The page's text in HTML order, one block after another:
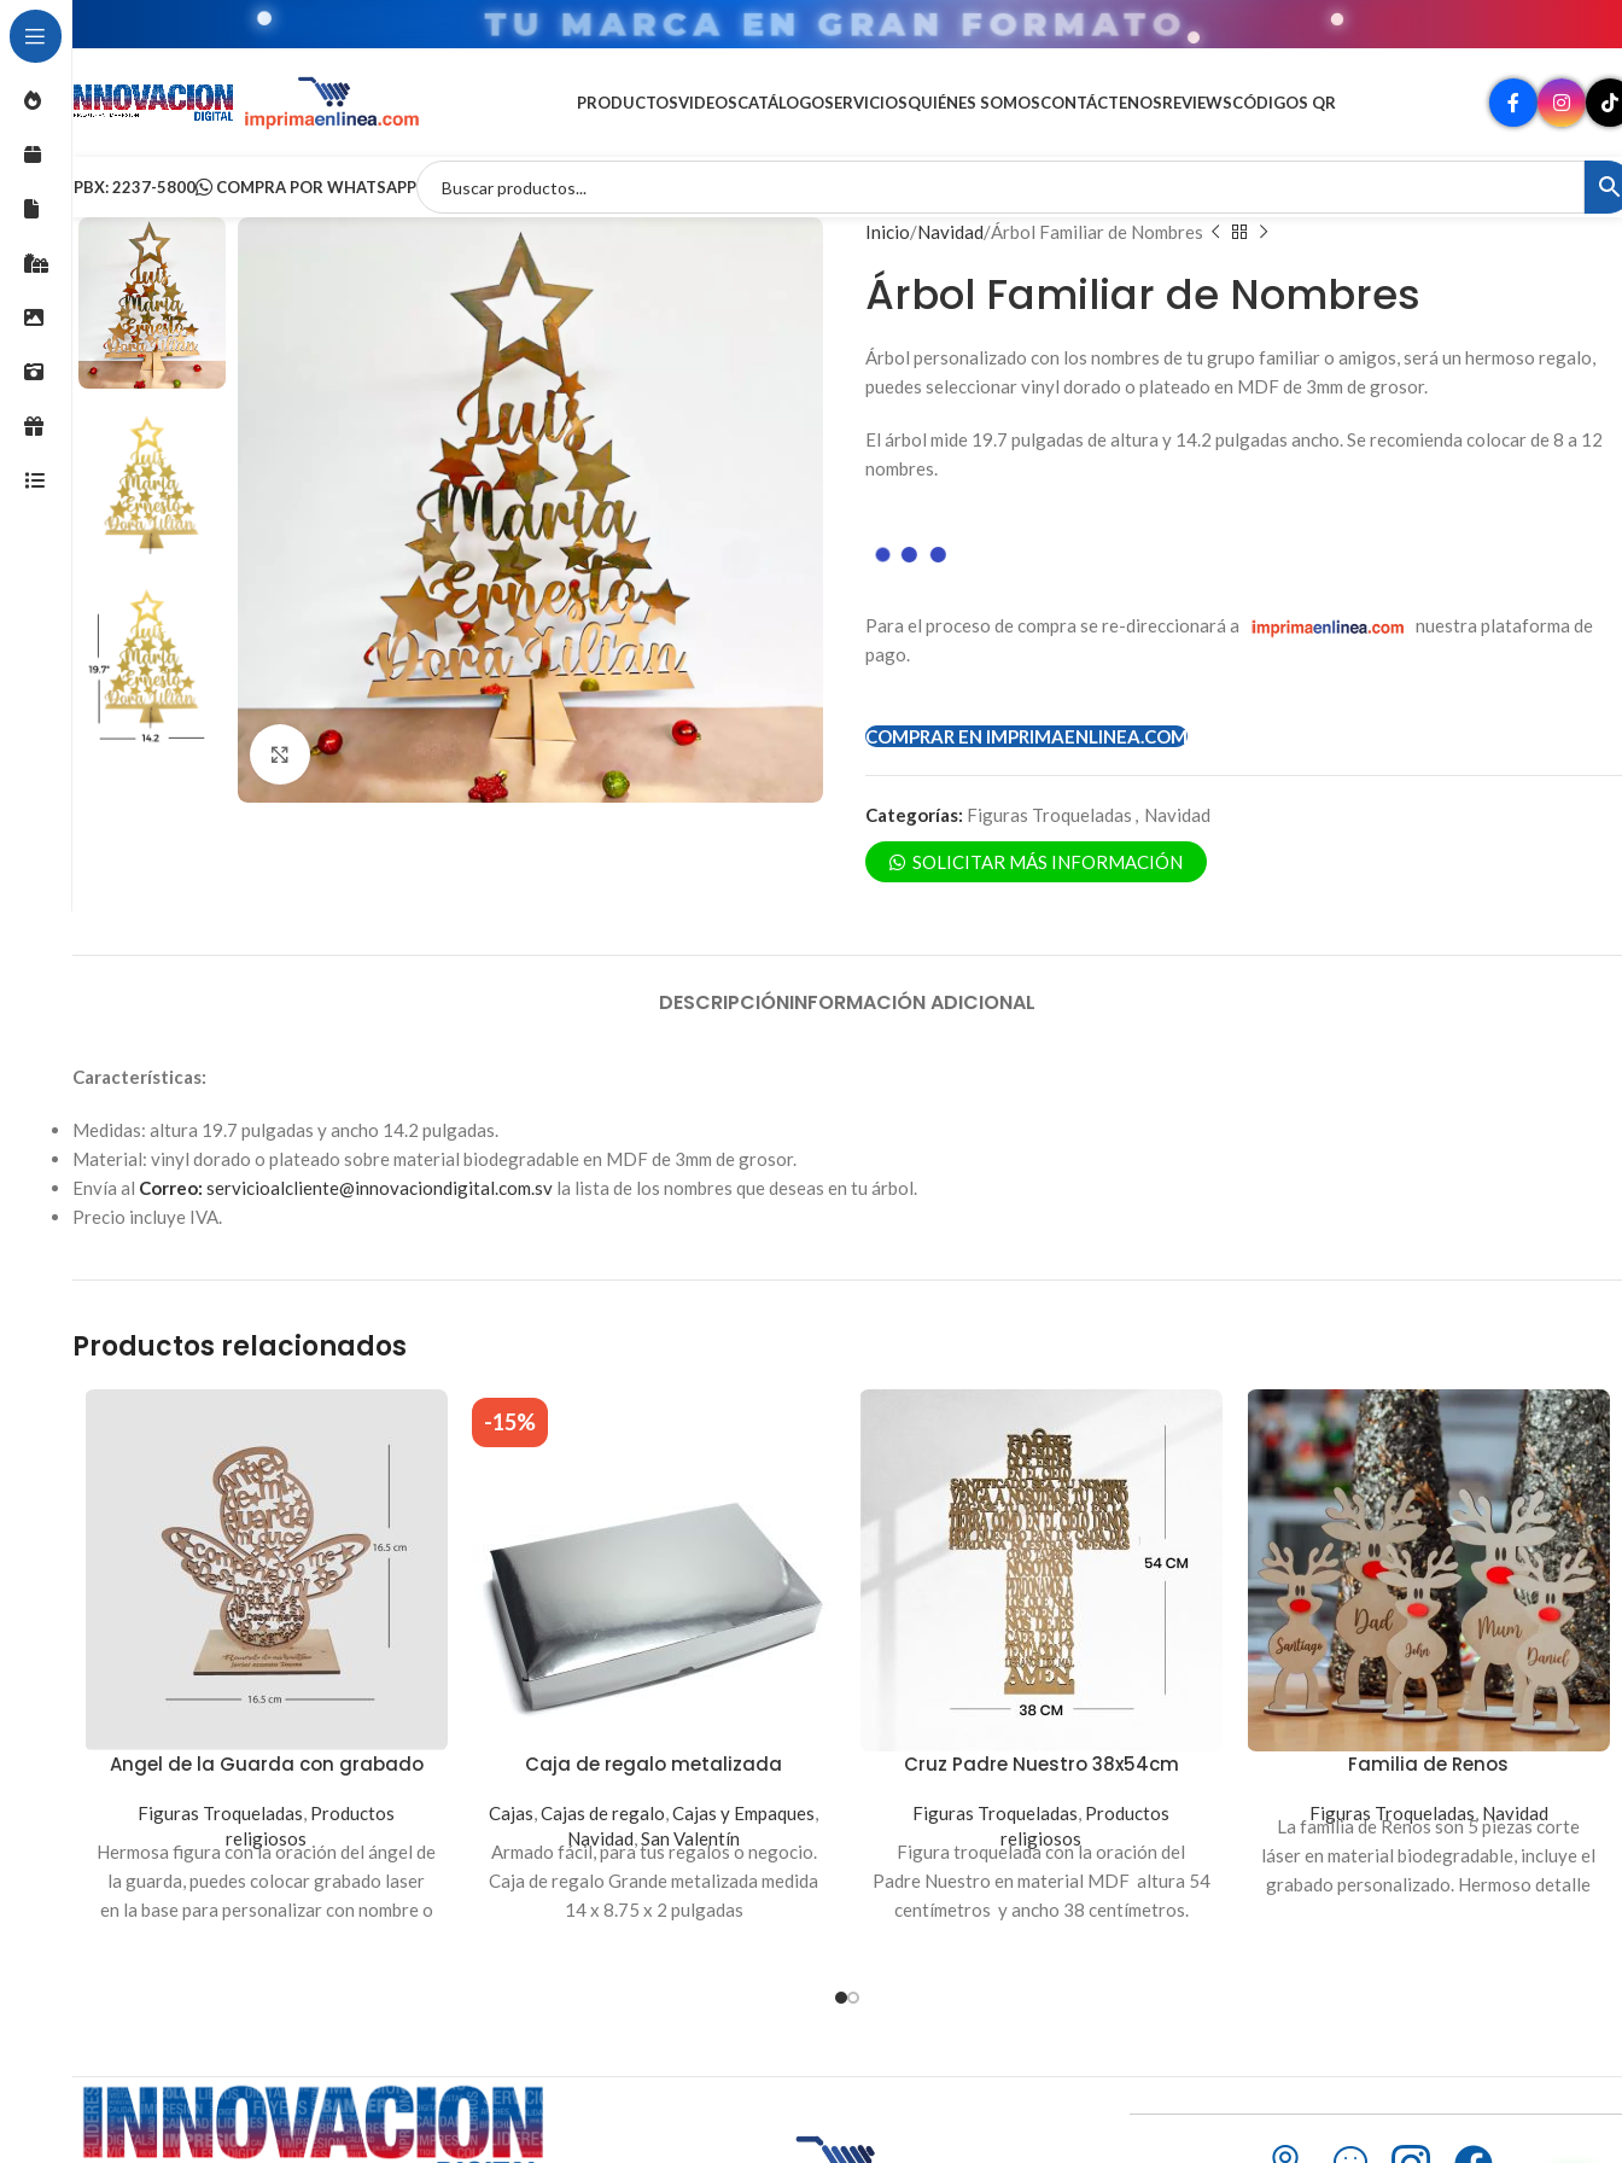
TU MARCA EN GRAN FORMATO
PRODUCTOSVIDEOSCATÁLOGOSERVICIOSQUIÉNES SOMOSCONTÁCTENOSREVIEWSCÓDIGOS QR
PBX: 2237-5800 COMPRA POR WHATSAPP
Clic para ampliar
Inicio Navidad Árbol Familiar de Nombres
Árbol Familiar de Nombres
Árbol personalizado con los nombres de tu grupo familiar o amigos, será un hermoso regalo,
puedes seleccionar vinyl dorado o plateado en MDF de 3mm de grosor.
El árbol mide 19.7 pulgadas de altura y 14.2 pulgadas ancho. Se recomienda colocar de 8 a 12
nombres.
Para el proceso de compra se re-direccionará a
nuestra plataforma de
pago.
COMPRAR EN IMPRIMAENLINEA.COM
Categorías: Figuras Troqueladas , Navidad
SOLICITAR MÁS INFORMACIÓN
DESCRIPCIÓNINFORMACIÓN ADICIONAL
Características:
Medidas: altura 19.7 pulgadas y ancho 14.2 pulgadas.
Material: vinyl dorado o plateado sobre material biodegradable en MDF de 3mm de grosor.
Envía al Correo: servicioalcliente@innovaciondigital.com.sv la lista de los nombres que deseas en tu árbol.
Precio incluye IVA.
Productos relacionados
Angel de la Guarda con grabado
Figuras Troqueladas, Productos
religiosos
Hermosa figura con la oración del ángel de
la guarda, puedes colocar grabado laser
en la base para personalizar con nombre o
-15%
Caja de regalo metalizada
Cajas,Cajas de regalo,Cajas y Empaques,
Navidad,San Valentín
Armado fácil, para tus regalos o negocio.
Caja de regalo Grande metalizada medida
14 x 8.75 x 2 pulgadas
información contactarnos aWhatsApp:
(503) 7600-4668
servicioalcliente@innovaciondigital.com.sv
Cruz Padre Nuestro 38x54cm
Figuras Troqueladas, Productos
religiosos
Figura troquelada con la oración del
Padre Nuestro en material MDF altura 54
centímetros y ancho 38 centímetros.
Familia de Renos
Figuras Troqueladas, Navidad
La familia de Renos son 5 piezas corte
láser en material biodegradable, incluye el
grabado personalizado. Hermoso detalle
Puedes realizar el pago a través de
nuestra página web para poder procesar